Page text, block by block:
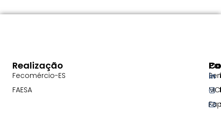
Realização
Fecomércio-ES
FAESA
MCI